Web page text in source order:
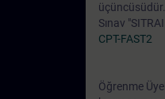
Sınav
CPT-FAST2
Öğrenme